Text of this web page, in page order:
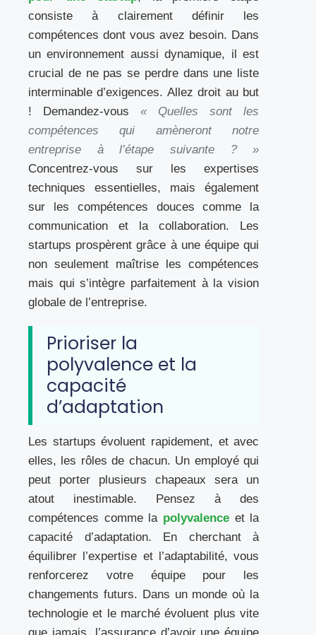
consiste à clairement définir les
compétences dont vous avez besoin. Dans
un environnement aussi dynamique, il est
crucial de ne pas se perdre dans une liste
interminable d’exigences. Allez droit au but
! Demandez-vous« Quelles sont les
compétences qui amèneront notre
entreprise à l’étape suivante ? »
Concentrez-vous sur les expertises
techniques essentielles, mais également
sur les compétences douces comme la
communication et la collaboration. Les
startups prospèrent grâce à une équipe qui
non seulement maîtrise les compétences
mais qui s’intègre parfaitement à la vision
globale de l’entreprise.
Prioriser la
polyvalence et la
capacité
d’adaptation
Les startups évoluent rapidement, et avec
elles, les rôles de chacun. Un employé qui
peut porter plusieurs chapeaux sera un
atout inestimable. Pensez à des
compétences comme la polyvalenceet la
capacité d’adaptation. En cherchant à
équilibrer l’expertise et l’adaptabilité, vous
renforcerez votre équipe pour les
changements futurs. Dans un monde où la
technologie et le marché évoluent plus vite